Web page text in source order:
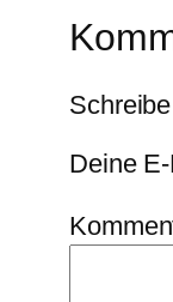
Deine